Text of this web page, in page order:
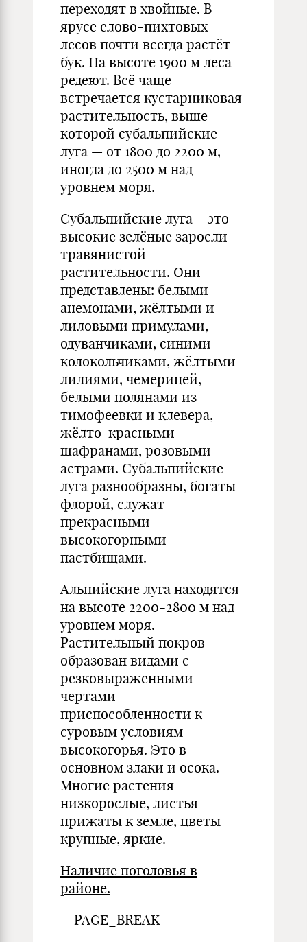
переходят в хвойные. В
ярусе елово-пихтовых
лесов почти всегда растёт
бук. На высоте 1900 м леса
редеют. Всё чаще
встречается кустарниковая
растительность, выше
которой субальпийские
луга — от 1800 до 2200 м,
иногда до 2500 м над
уровнем моря.
Субальпийские луга – это
высокие зелёные заросли
травянистой
растительности. Они
представлены: белыми
анемонами, жёлтыми и
лиловыми примулами,
одуванчиками, синими
колокольчиками, жёлтыми
лилиями, чемерицей,
белыми полянами из
тимофеевки и клевера,
жёлто-красными
шафранами, розовыми
астрами. Субальпийские
луга разнообразны, богаты
флорой, служат
прекрасными
высокогорными
пастбищами.
Альпийские луга находятся
на высоте 2200-2800 м над
уровнем моря.
Растительный покров
образован видами с
резковыраженными
чертами
приспособленности к
суровым условиям
высокогорья. Это в
основном злаки и осока.
Многие растения
низкорослые, листья
прижаты к земле, цветы
крупные, яркие.
Наличие поголовья в
районе.
--PAGE_BREAK--